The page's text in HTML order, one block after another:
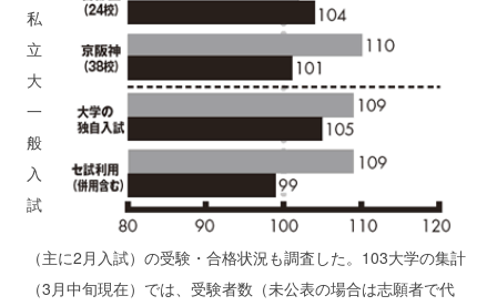
私
立
大
一
般
入
試
（主に2月入試）の受験・合格状況も調査した。103大学の集計
（3月中旬現在）では、受験者数（未公表の場合は志願者で代